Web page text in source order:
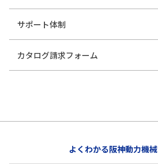
サポート体制
カタログ請求フォーム
よくわかる阪神動力機械